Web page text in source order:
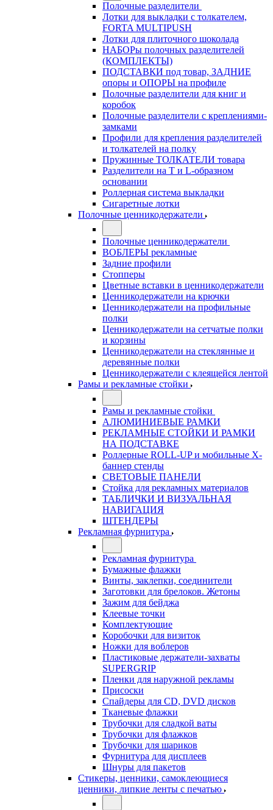
Полочные разделители
Лотки для выкладки с толкателем,
FORTA MULTIPUSH
Лотки для плиточного шоколада
НАБОРы полочных разделителей
(КОМПЛЕКТЫ)
ПОДСТАВКИ под товар, ЗАДНИЕ
опоры и ОПОРЫ на профиле
Полочные разделители для книг и
коробок
Полочные разделители с креплениями-
замками
Профили для крепления разделителей
и толкателей на полку
Пружинные ТОЛКАТЕЛИ товара
Разделители на Т и L-образном
основании
Роллерная система выкладки
Сигаретные лотки
Полочные ценникодержатели
Полочные ценникодержатели
ВОБЛЕРЫ рекламные
Задние профили
Стопперы
Цветные вставки в ценникодержатели
Ценникодержатели на крючки
Ценникодержатели на профильные
полки
Ценникодержатели на сетчатые полки
и корзины
Ценникодержатели на стеклянные и
деревянные полки
Ценникодержатели с клеящейся лентой
Рамы и рекламные стойки
Рамы и рекламные стойки
АЛЮМИНИЕВЫЕ РАМКИ
РЕКЛАМНЫЕ СТОЙКИ И РАМКИ
НА ПОДСТАВКЕ
Роллерные ROLL-UP и мобильные X-
баннер стенды
СВЕТОВЫЕ ПАНЕЛИ
Стойка для рекламных материалов
ТАБЛИЧКИ И ВИЗУАЛЬНАЯ
НАВИГАЦИЯ
ШТЕНДЕРЫ
Рекламная фурнитура
Рекламная фурнитура
Бумажные флажки
Винты, заклепки, соединители
Заготовки для брелоков. Жетоны
Зажим для бейджа
Клеевые точки
Комплектующие
Коробочки для визиток
Ножки для воблеров
Пластиковые держатели-захваты
SUPERGRIP
Пленки для наружной рекламы
Присоски
Спайдеры для CD, DVD дисков
Тканевые флажки
Трубочки для сладкой ваты
Трубочки для флажков
Трубочки для шариков
Фурнитура для дисплеев
Шнуры для пакетов
Стикеры, ценники, самоклеющиеся
ценники, липкие ленты с печатью